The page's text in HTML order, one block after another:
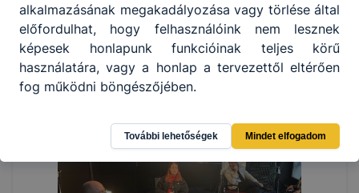
alkalmazásának megakadályozása vagy törlése által
előfordulhat, hogy felhasználóink nem lesznek
képesek honlapunk funkcióinak teljes körű
használatára, vagy a honlap a tervezettől eltérően
fog működni böngészőjében.
További lehetőségek Mindet elfogadom